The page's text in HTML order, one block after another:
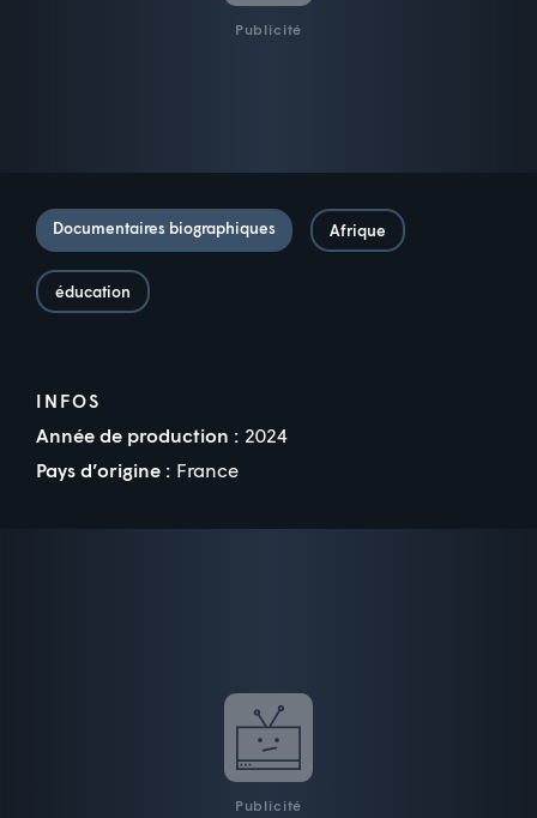
Publicité
Documentaires biographiques Afrique
éducation
INFOS
Année de production : 2024
Pays d’origine : France
Publicité